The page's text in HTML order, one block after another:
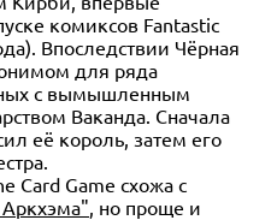
комиксов Fantastic
Впоследствии Чёрная
для ряда
с вымышленным
Ваканда. Сначала
её король, затем его
Card Game схожа с
, но проще и